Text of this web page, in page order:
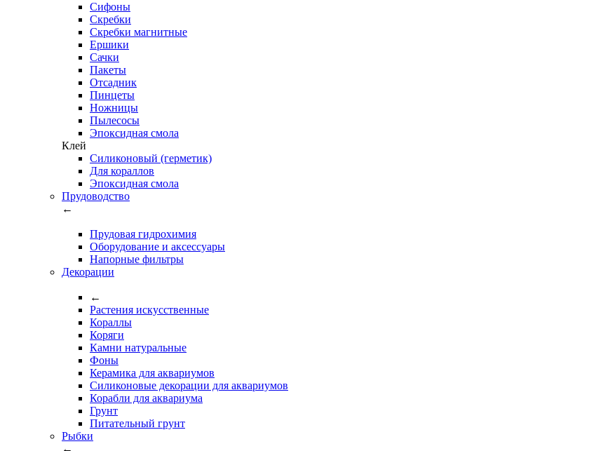
Сифоны
Скребки
Скребки магнитные
Ершики
Сачки
Пакеты
Отсадник
Пинцеты
Ножницы
Пылесосы
Эпоксидная смола
Клей
Силиконовый (герметик)
Для кораллов
Эпоксидная смола
Прудоводство
←
Прудовая гидрохимия
Оборудование и аксессуары
Напорные фильтры
Декорации
←
Растения искусственные
Кораллы
Коряги
Камни натуральные
Фоны
Керамика для аквариумов
Силиконовые декорации для аквариумов
Корабли для аквариума
Грунт
Питательный грунт
Рыбки
←